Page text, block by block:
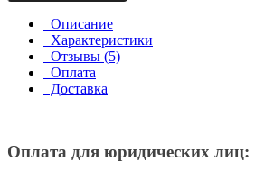
Описание
Характеристики
Отзывы (5)
Оплата
Доставка
Оплата для юридических лиц: